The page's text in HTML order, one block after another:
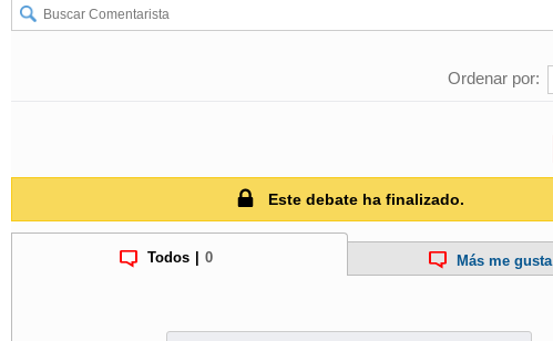
Ordenar por:
Este debate ha finalizado.
Todos 0 Más me gusta